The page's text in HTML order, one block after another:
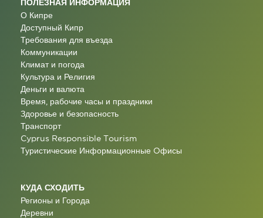
ПОЛЕЗНАЯ ИНФОРМАЦИЯ
О Кипре
Доступный Кипр
Требования для въезда
Коммуникации
Климат и погода
Культура и Религия
Деньги и валюта
Время, рабочие часы и праздники
Здоровье и безопасность
Транспорт
Cyprus Responsible Tourism
Туристические Информационные Oфисы
КУДА СХОДИТЬ
Регионы и Города
Деревни